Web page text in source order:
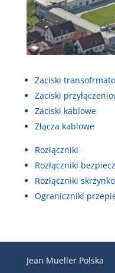
Zaciski
Zaciski
Zaciski kablowe
Złącza kablowe
Rozłączniki
Rozłączniki
Rozłączniki
Ograniczniki
Jean Mueller Polska